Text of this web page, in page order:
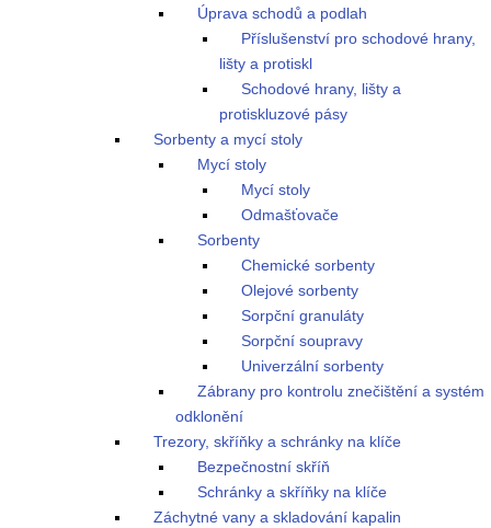
Úprava schodů a podlah
Příslušenství pro schodové hrany,
lišty a protiskl
Schodové hrany, lišty a
protiskluzové pásy
Sorbenty a mycí stoly
Mycí stoly
Mycí stoly
Odmašťovače
Sorbenty
Chemické sorbenty
Olejové sorbenty
Sorpční granuláty
Sorpční soupravy
Univerzální sorbenty
Zábrany pro kontrolu znečištění a systém
odklonění
Trezory, skříňky a schránky na klíče
Bezpečnostní skříň
Schránky a skříňky na klíče
Záchytné vany a skladování kapalin